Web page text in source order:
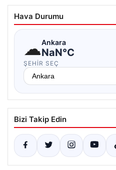
Hava Durumu
☁Ankara
NaN°C
ŞEHIR SEÇ
Bizi Takip Edin